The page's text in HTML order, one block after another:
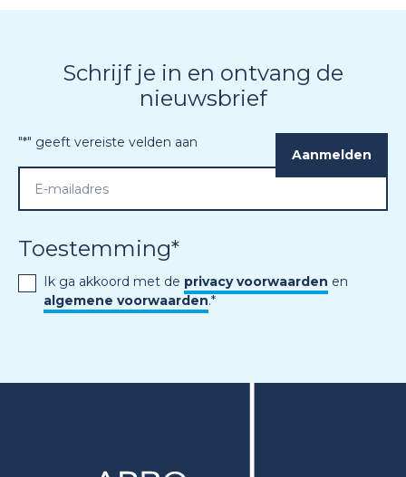
Schrijf je in en ontvang de
nieuwsbrief
"*" geeft vereiste velden aan
Toestemming*
Ik ga akkoord met de privacy voorwaarden en
algemene voorwaarden.*